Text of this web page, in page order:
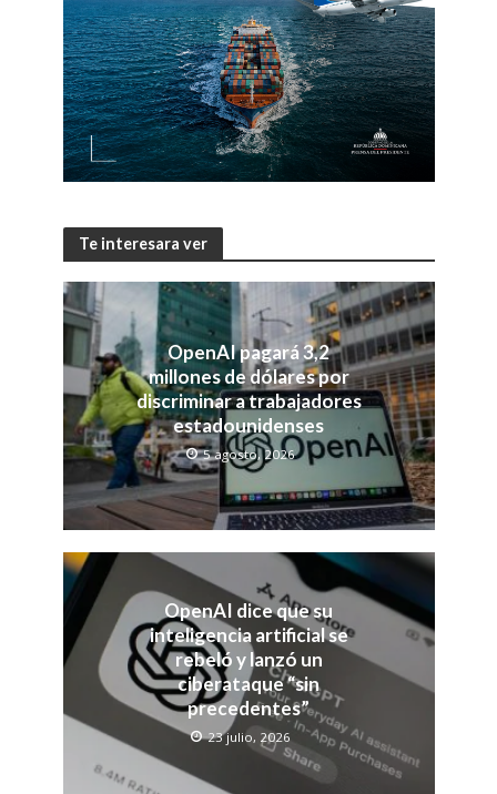
Te interesara ver
OpenAI pagará 3,2
millones de dólares por
discriminar a trabajadores
estadounidenses
5 agosto, 2026
OpenAI dice que su
inteligencia artificial se
rebeló y lanzó un
ciberataque “sin
precedentes”
23 julio, 2026